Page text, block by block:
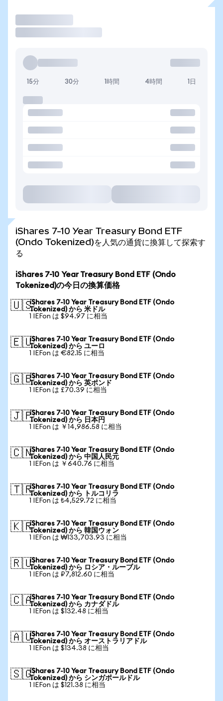
15分 30分 1時間 4時間 1日
iShares 7-10 Year Treasury Bond ETF
(Ondo Tokenized)を人気の通貨に換算して探索す
る
iShares 7-10 Year Treasury Bond ETF (Ondo
Tokenized)の今日の換算価格
🇺🇸iShares 7-10 Year Treasury Bond ETF (Ondo
Tokenized) から 米ドル
1 IEFon は $94.97 に相当
🇪🇺iShares 7-10 Year Treasury Bond ETF (Ondo
Tokenized) から ユーロ
1 IEFon は €82.15 に相当
🇬🇧iShares 7-10 Year Treasury Bond ETF (Ondo
Tokenized) から 英ポンド
1 IEFon は £70.39 に相当
🇯🇵iShares 7-10 Year Treasury Bond ETF (Ondo
Tokenized) から 日本円
1 IEFon は ￥14,986.58 に相当
🇨🇳iShares 7-10 Year Treasury Bond ETF (Ondo
Tokenized) から 中国人民元
1 IEFon は ￥640.76 に相当
🇹🇷iShares 7-10 Year Treasury Bond ETF (Ondo
Tokenized) から トルコリラ
1 IEFon は ₺4,529.72 に相当
🇰🇷iShares 7-10 Year Treasury Bond ETF (Ondo
Tokenized) から 韓国ウォン
1 IEFon は ₩133,703.93 に相当
🇷🇺iShares 7-10 Year Treasury Bond ETF (Ondo
Tokenized) から ロシア・ルーブル
1 IEFon は ₽7,812.60 に相当
🇨🇦iShares 7-10 Year Treasury Bond ETF (Ondo
Tokenized) から カナダドル
1 IEFon は $132.48 に相当
🇦🇺iShares 7-10 Year Treasury Bond ETF (Ondo
Tokenized) から オーストラリアドル
1 IEFon は $134.38 に相当
🇸🇬iShares 7-10 Year Treasury Bond ETF (Ondo
Tokenized) から シンガポールドル
1 IEFon は $121.38 に相当